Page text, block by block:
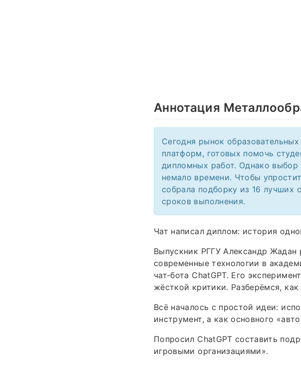
Аннотация
Сегодня рынок
платформ, готовых помочь
дипломных работ. Однако выбор
немало времени. Чтобы
собрала подборку из 16
сроков выполнения.
Чат написал диплом: история
Выпускник РГГУ Александр Жадан
современные технологии в
чат‑бота ChatGPT. Его
жёсткой критики. Разберёмся, как
Всё началось с простой идеи:
инструмент, а как основного
Попросил ChatGPT составить
игровыми организациями».